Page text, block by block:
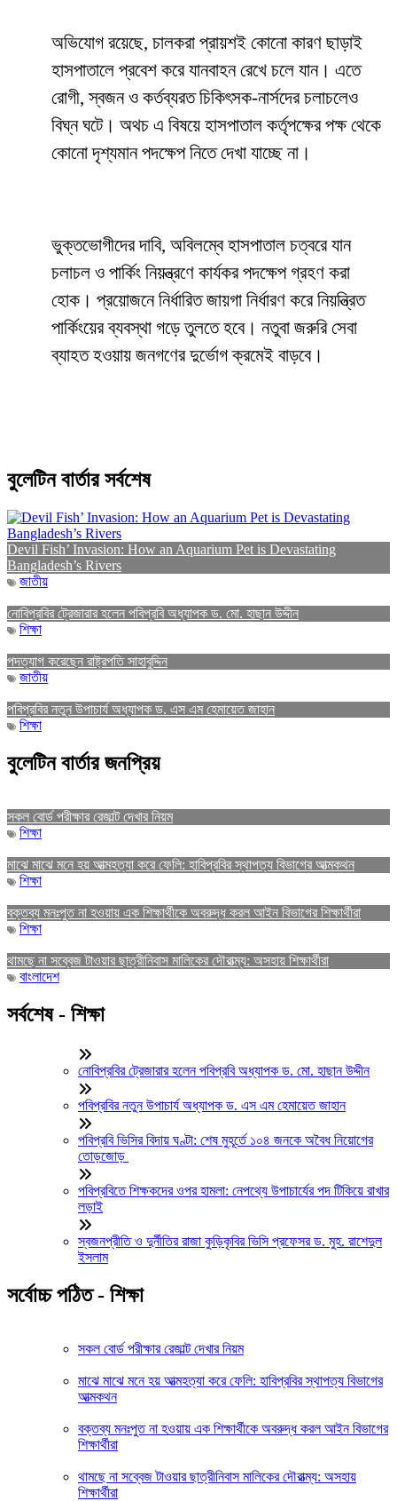
অভিযোগ রয়েছে, চালকরা প্রায়শই কোনো কারণ ছাড়াই
হাসপাতালে প্রবেশ করে যানবাহন রেখে চলে যান। এতে
রোগী, স্বজন ও কর্তব্যরত চিকিৎসক-নার্সদের চলাচলেও
বিঘ্ন ঘটে। অথচ এ বিষয়ে হাসপাতাল কর্তৃপক্ষের পক্ষ থেকে
কোনো দৃশ্যমান পদক্ষেপ নিতে দেখা যাচ্ছে না।
ভুক্তভোগীদের দাবি, অবিলম্বে হাসপাতাল চত্বরে যান
চলাচল ও পার্কিং নিয়ন্ত্রণে কার্যকর পদক্ষেপ গ্রহণ করা
হোক। প্রয়োজনে নির্ধারিত জায়গা নির্ধারণ করে নিয়ন্ত্রিত
পার্কিংয়ের ব্যবস্থা গড়ে তুলতে হবে। নতুবা জরুরি সেবা
ব্যাহত হওয়ায় জনগণের দুর্ভোগ ক্রমেই বাড়বে।
বুলেটিন বার্তার সর্বশেষ
Devil Fish’ Invasion: How an Aquarium Pet is Devastating
Bangladesh’s Rivers
জাতীয়
নোবিপ্রবির ট্রেজারার হলেন পবিপ্রবি অধ্যাপক ড. মো. হাছান উদ্দীন
শিক্ষা
পদত্যাগ করেছেন রাষ্ট্রপতি সাহাবুদ্দিন
জাতীয়
পবিপ্রবির নতুন উপাচার্য অধ্যাপক ড. এস এম হেমায়েত জাহান
শিক্ষা
বুলেটিন বার্তার জনপ্রিয়
সকল বোর্ড পরীক্ষার রেজাল্ট দেখার নিয়ম
শিক্ষা
মাঝে মাঝে মনে হয় আত্মহত্যা করে ফেলি: হাবিপ্রবির স্থাপত্য বিভাগের আত্মকথন
শিক্ষা
বক্তব্য মনঃপুত না হওয়ায় এক শিক্ষার্থীকে অবরুদ্ধ করল আইন বিভাগের শিক্ষার্থীরা
শিক্ষা
থামছে না সব্বেজ টাওয়ার ছাত্রীনিবাস মালিকের দৌরাত্ম্য: অসহায় শিক্ষার্থীরা
বাংলাদেশ
সর্বশেষ - শিক্ষা
নোবিপ্রবির ট্রেজারার হলেন পবিপ্রবি অধ্যাপক ড. মো. হাছান উদ্দীন
পবিপ্রবির নতুন উপাচার্য অধ্যাপক ড. এস এম হেমায়েত জাহান
পবিপ্রবি ভিসির বিদায় ঘণ্টা: শেষ মুহূর্তে ১০৪ জনকে অবৈধ নিয়োগের
তোড়জোড়
পবিপ্রবিতে শিক্ষকদের ওপর হামলা: নেপথ্যে উপাচার্যের পদ টিকিয়ে রাখার
লড়াই
স্বজনপ্রীতি ও দুর্নীতির রাজা কুড়িকৃবির ভিসি প্রফেসর ড. মুহ. রাশেদুল
ইসলাম
সর্বোচ্চ পঠিত - শিক্ষা
সকল বোর্ড পরীক্ষার রেজাল্ট দেখার নিয়ম
মাঝে মাঝে মনে হয় আত্মহত্যা করে ফেলি: হাবিপ্রবির স্থাপত্য বিভাগের
আত্মকথন
বক্তব্য মনঃপুত না হওয়ায় এক শিক্ষার্থীকে অবরুদ্ধ করল আইন বিভাগের
শিক্ষার্থীরা
থামছে না সব্বেজ টাওয়ার ছাত্রীনিবাস মালিকের দৌরাত্ম্য: অসহায়
শিক্ষার্থীরা